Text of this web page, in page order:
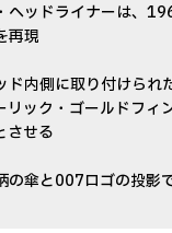
ヘッドライナーは、
再現
ド内側に取り付けられ
ック・ゴールドフィ
させる
の傘と007ロゴの投影